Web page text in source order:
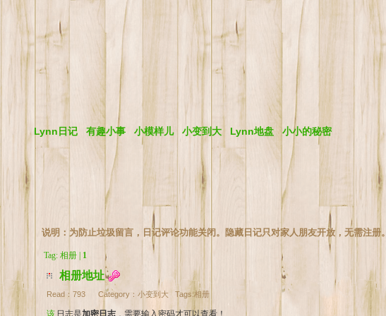
Lynn日记 有趣小事 小模样儿 小变到大 Lynn地盘 小小的秘密
说明：为防止垃圾留言，日记评论功能关闭。隐藏日记只对家人朋友开放，无需注册。
Tag: 相册 | 1
相册地址
Read： 793 Category： 小变到大 Tags:相册
该日志是加密日志，需要输入密码才可以查看！